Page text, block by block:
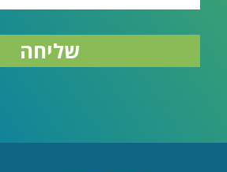
שליחה